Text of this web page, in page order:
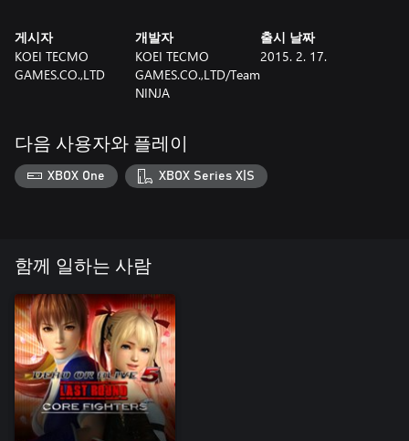
게시자
KOEI TECMO
GAMES.CO.,LTD
개발자
KOEI TECMO
GAMES.CO.,LTD/Team
NINJA
출시 날짜
2015. 2. 17.
다음 사용자와 플레이
XBOX One XBOX Series X|S
함께 일하는 사람